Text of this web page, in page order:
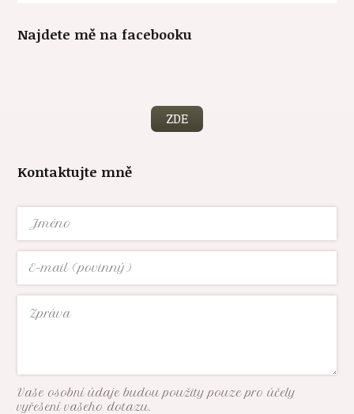
Najdete mě na facebooku
ZDE
Kontaktujte mně
Vaše osobní údaje budou použity pouze pro účely
vyřešení vašeho dotazu.